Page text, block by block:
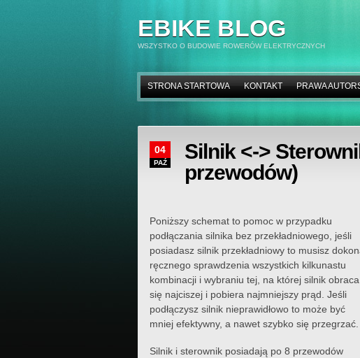
EBIKE BLOG
WSZYSTKO O BUDOWIE ROWERÓW ELEKTRYCZNYCH
STRONA STARTOWA KONTAKT PRAWA
04
PAŹ
Silnik <->
przewodów)
Poniższy schemat to pomoc w przypadku
podłączania silnika bez przekładniowego, jeśli
posiadasz silnik przekładniowy to musisz
ręcznego sprawdzenia wszystkich kilkunastu
kombinacji i wybraniu tej, na której silnik obraca
się najciszej i pobiera najmniejszy prąd. Jeśli
podłączysz silnik nieprawidłowo to może być
mniej efektywny, a nawet szybko się przegrzać.
Silnik i sterownik posiadają po 8 przewodów